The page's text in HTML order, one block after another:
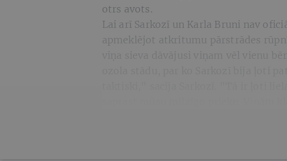
otrs avots.
Lai arī Sarkozī un Karla Bruni nav
apmeklējot atkritumu pārstrādes